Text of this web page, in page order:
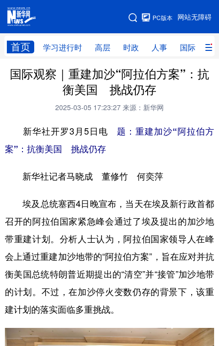
网站无障碍
PC版本
首页 学习进行时 高层 时政 人事 国际 财
网站地图
学习进行时 高层 时政 人事
财经 网评
科技 科创 量子 体育
文化 书画
访谈 视频 图片
食品 人居 信息化 数字经济
学术中国 乡村振兴 银龄 溯源中国
城市 旅游 能源 会展
彩票 娱乐 时尚 悦读
国际观察｜重建加沙“阿拉伯方案”：抗
衡美国 挑战仍存
2025-03-05 17:23:27 来源：新华网
新华社开罗3月5日电 题：重建加沙“阿拉伯方
案”：抗衡美国 挑战仍存
新华社记者马晓成 董修竹 何奕萍
埃及总统塞西4日晚宣布，当天在埃及新行政首都
召开的阿拉伯国家紧急峰会通过了埃及提出的加沙地
带重建计划。分析人士认为，阿拉伯国家领导人在峰
会上通过重建加沙地带的“阿拉伯方案”，旨在应对并抗
衡美国总统特朗普近期提出的“清空”并“接管”加沙地带
的计划。不过，在加沙停火变数仍存的背景下，该重
建计划的落实面临多重挑战。